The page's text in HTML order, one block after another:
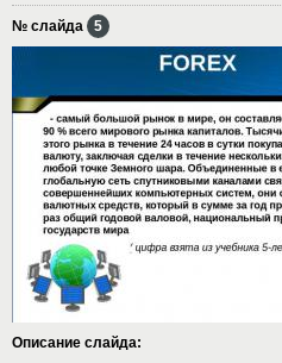
№ слайда 5
Описание слайда: